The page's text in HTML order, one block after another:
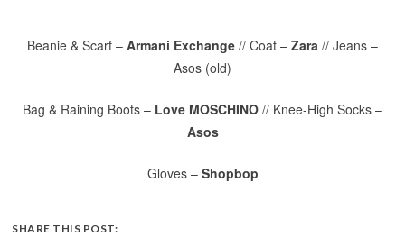
Beanie & Scarf – Armani Exchange // Coat – Zara // Jeans –
Asos (old)
Bag & Raining Boots – Love MOSCHINO // Knee-High Socks –
Asos
Gloves – Shopbop
SHARE THIS POST: